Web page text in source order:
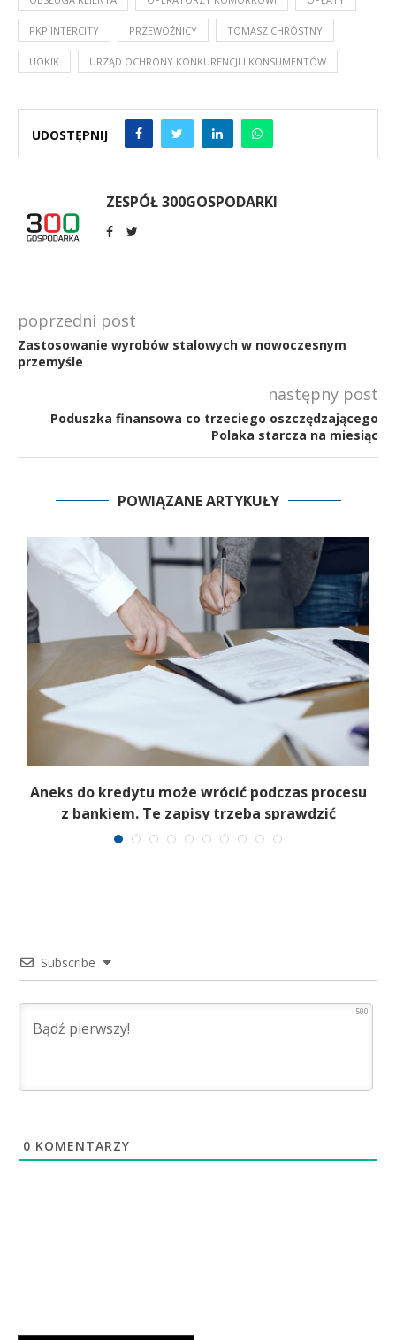
PKP INTERCITY PRZEWOŹNICY TOMASZ CHRÓSTNY
UOKIK URZĄD OCHRONY KONKURENCJI I KONSUMENTÓW
UDOSTĘPNIJ
ZESPÓŁ 300GOSPODARKI
poprzedni post
Zastosowanie wyrobów stalowych w nowoczesnym
przemyśle
następny post
Poduszka finansowa co trzeciego oszczędzającego
Polaka starcza na miesiąc
POWIĄZANE ARTYKUŁY
Aneks do kredytu może wrócić podczas procesu
z bankiem. Te zapisy trzeba sprawdzić
Subscribe
500
0 KOMENTARZY